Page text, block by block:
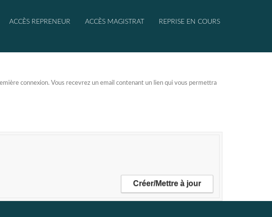
ACCÈS REPRENEUR ACCÈS MAGISTRAT REPRISE EN COURS
connexion. Vous recevrez un email contenant un lien qui vous permettra